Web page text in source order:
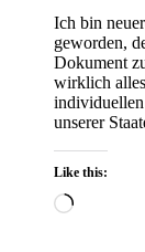
Ich bin
geworden,
Dokument
wirklich
individuellen
unserer
Like this:
Loading…